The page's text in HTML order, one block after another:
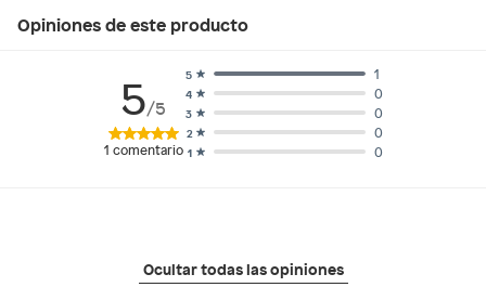
Opiniones de este producto
5/5
1 comentario 1 0
2 0
3 0
4 0
5 1
Ocultar todas las opiniones